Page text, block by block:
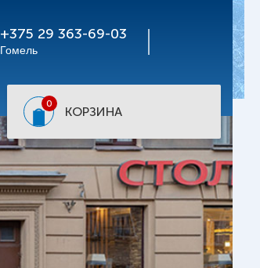
+375 29 363-69-03
Гомель
0
КОРЗИНА